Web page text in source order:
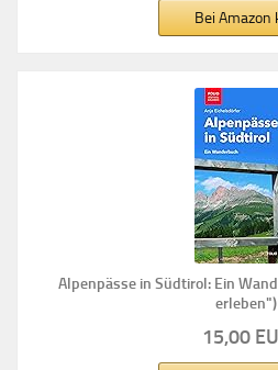
Bei Amazon
Alpenpässe in Südtirol: Ein
erleben")
15,00